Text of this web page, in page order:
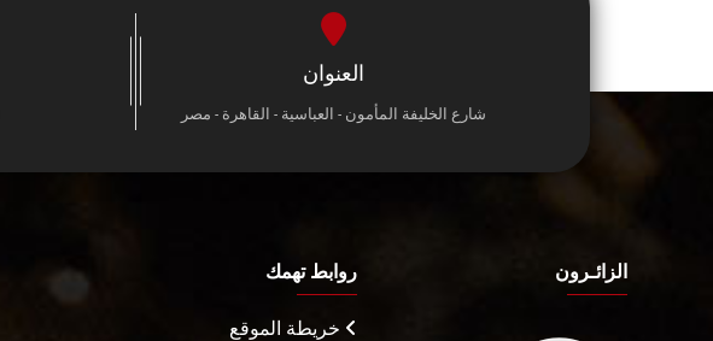
العنوان
شارع الخليفة المأمون - العباسية - القاهرة - مصر
الزائـرون روابط تهمك
خريطة الموقع